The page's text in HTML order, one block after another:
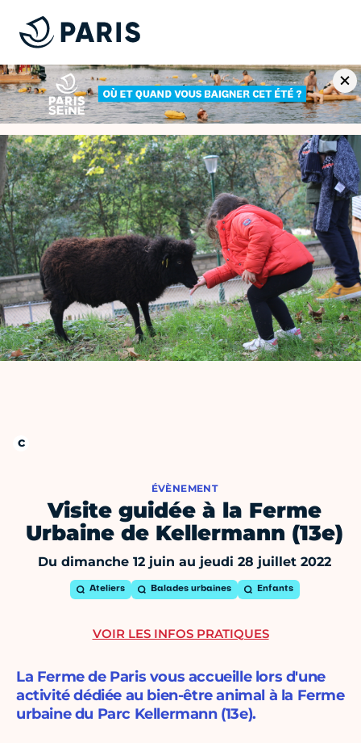
ÉVÈNEMENT
Visite guidée à la Ferme
Urbaine de Kellermann (13e)
Du dimanche 12 juin au jeudi 28 juillet 2022
Ateliers Balades urbaines Enfants
La Ferme de Paris vous accueille lors d'une
activité dédiée au bien-être animal à la Ferme
urbaine du Parc Kellermann (13e).
VOIR LES INFOS PRATIQUES